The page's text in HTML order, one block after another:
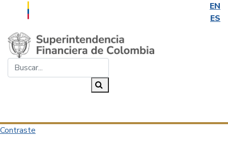
EN
ES
Saltar al contenido principal
Contraste